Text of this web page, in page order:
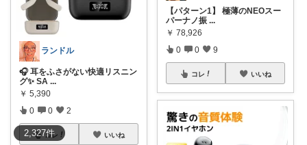
2,327件
ランドル
🎧 耳をふさがない快適リスニン
グ✨ SA ...
￥ 5,390
0 0 2
コレ いいね
【パターン1】 極薄のNEOスー
パーナノ振 ...
￥ 78,926
0 0 9
コレ いいね